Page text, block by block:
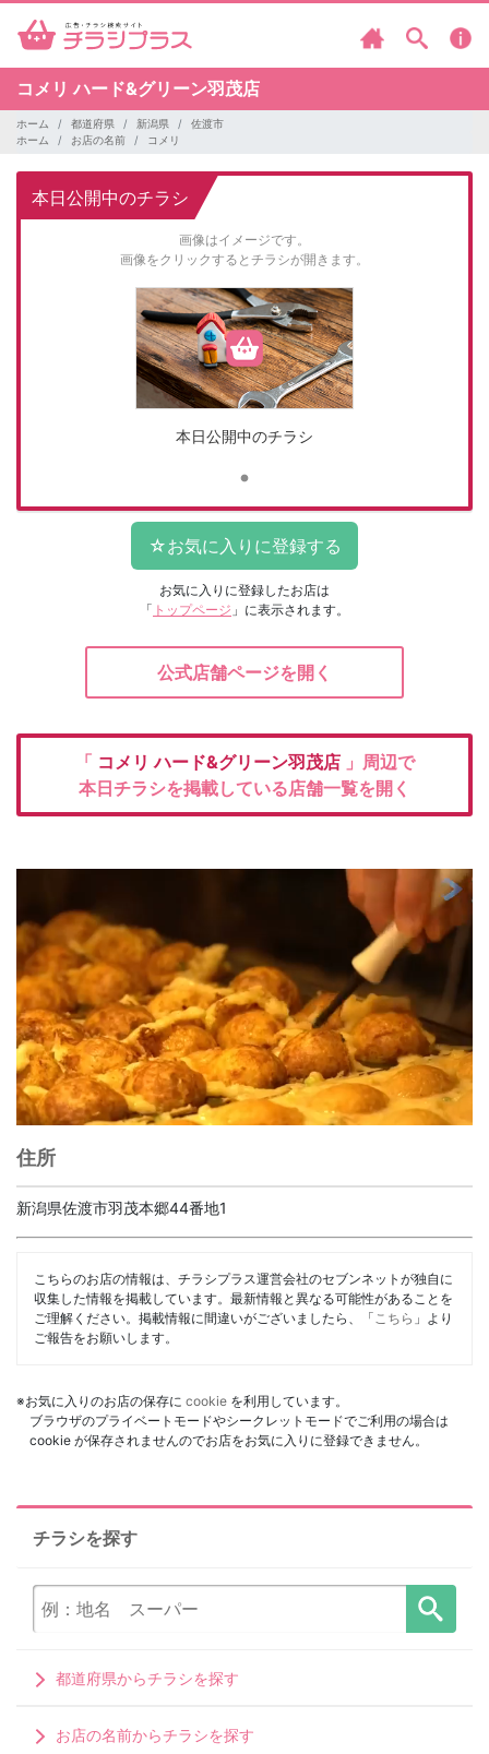
コメリハード&グリーン羽茂店
ホーム 都道府県 新潟県
佐渡市
ホーム
お店の名前 コメリ
本日公開中のチラシ
画像はイメージです。
画像をクリックするとチラシが開きます。
本日公開中のチラシ
お気に入りに登録したお店は
「 トップページ 」に表示されます。
公式店舗ページを開く
「 コメリハード&グリーン羽茂店 」周辺で
本日チラシを掲載している店舗一覧を開く
住所
新潟県佐渡市羽茂本郷44番地1
こちらのお店の情報は、チラシプラス運営会社のセブンネットが独自に
収集した情報を掲載しています。最新情報と異なる可能性があることを
ご理解ください。掲載情報に間違いがございましたら、「 こちら 」より
ご報告をお願いします。
※お気に入りのお店の保存に cookie を利用しています。
ブラウザのプライベートモードやシークレットモードでご利用の場合は
cookie が保存されませんのでお店をお気に入りに登録できません。
チラシを探す
都道府県からチラシを探す
お店の名前からチラシを探す